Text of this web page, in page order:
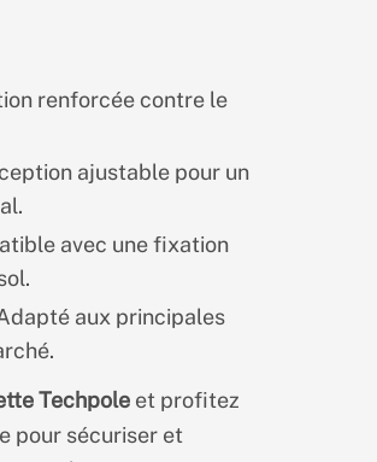
renforcée contre le
ajustable pour un
avec une fixation
aux principales
Techpole et profitez
pour sécuriser et